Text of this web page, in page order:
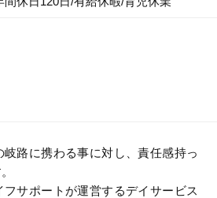
路に携わる事に対し、責任感持っ
サポートが運営するデイサービス